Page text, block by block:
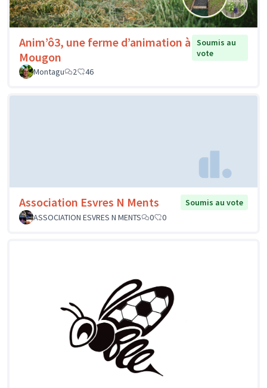
Anim’ô3, une ferme d’animation à
Mougon
Soumis au
vote
Montagu
2 46
Association Esvres N Ments
Soumis au vote
ASSOCIATION ESVRES N MENTS
0 0